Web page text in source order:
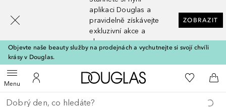
aplikaci Douglas a
pravidelně získávejte
exkluzivní akce a
slevy
ZOBRAZIT
Objevte naše beauty služby na prodejnách a vychutnejte si svojí chvíli
krásy v Douglas.
MenuOtevřít menuK mému účtu
Domů K mému
Do
Vraťte se
Proveďte vyhledávání
[navigation.slideout.screenreader]